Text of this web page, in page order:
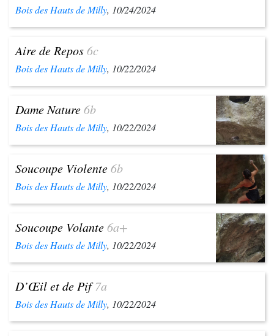
Bois des Hauts de Milly, 10/24/2024
Aire de Repos6c
Bois des Hauts de Milly, 10/22/2024
Dame Nature6b
Bois des Hauts de Milly, 10/22/2024
Soucoupe Violente6b
Bois des Hauts de Milly, 10/22/2024
Soucoupe Volante6a+
Bois des Hauts de Milly, 10/22/2024
D’Œil et de Pif 7a
Bois des Hauts de Milly, 10/22/2024